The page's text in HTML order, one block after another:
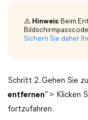
⚠️ Hinweis: Beim
Sichern Sie daher
Schritt 2. Gehen Sie
entfernen“ > Klicken
fortzufahren.